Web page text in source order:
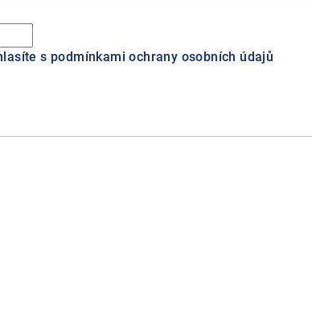
s podmínkami ochrany osobních údajů